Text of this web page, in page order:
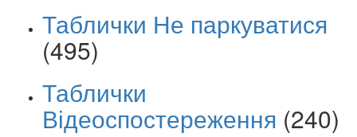
Таблички Не паркуватися
(495)
Таблички
Відеоспостереження (240)